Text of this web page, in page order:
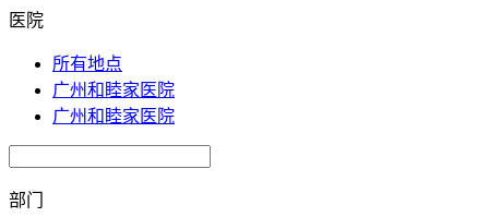
医院
所有地点
广州和睦家医院
广州和睦家医院
部门